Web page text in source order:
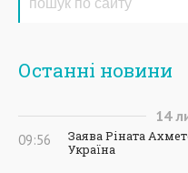
Останні новини
14
09:56
Заява Ріната
Україна